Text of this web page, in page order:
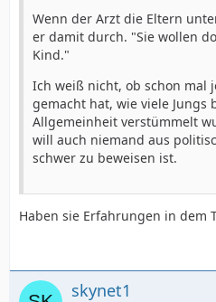
Wenn der Arzt die Eltern
er damit durch. "Sie wollen
Kind."
Ich weiß nicht, ob schon mal
gemacht hat, wie viele Jungs
Allgemeinheit verstümmelt
will auch niemand aus
schwer zu beweisen ist.
Haben sie Erfahrungen in dem
skynet1